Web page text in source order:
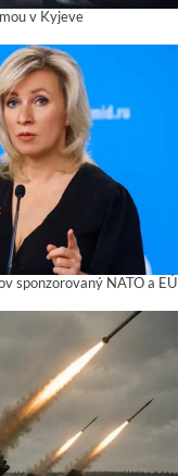
v Kyjeve
sponzorovaný NATO a EÚ